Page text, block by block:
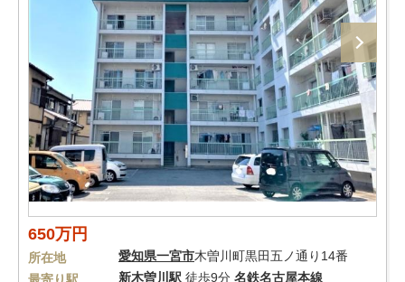
650万円
所在地 愛知県一宮市木曽川町黒田五ノ通り14番
新木曽川駅 徒歩9分 名鉄名古屋本線